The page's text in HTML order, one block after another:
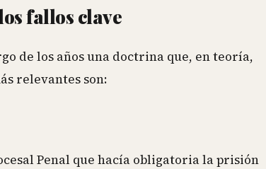
fallos clave
de los años una doctrina que, en teoría,
relevantes son:
Penal que hacía obligatoria la prisión